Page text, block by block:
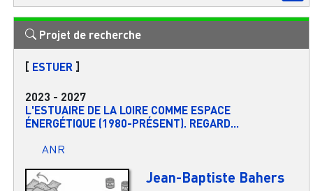
Projet de recherche
[ ESTUER ]
2023 - 2027
L'ESTUAIRE DE LA LOIRE COMME ESPACE
ÉNERGÉTIQUE (1980-PRÉSENT). REGARD...
ANR
Jean-Baptiste Bahers